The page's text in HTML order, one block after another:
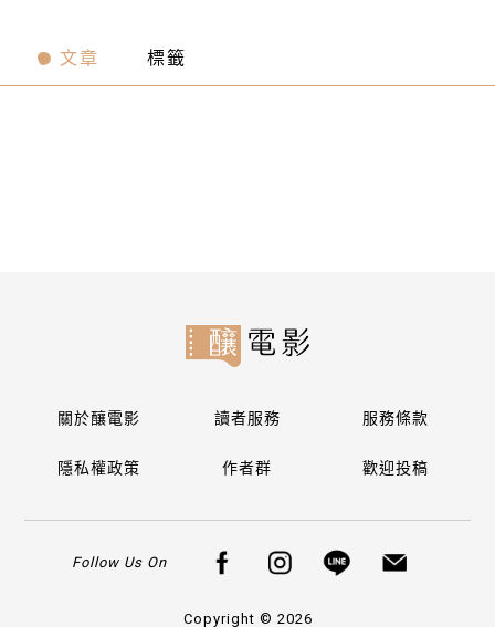
文章 標籤
關於釀電影 讀者服務 服務條款
隱私權政策 作者群 歡迎投稿
Follow Us On
Copyright © 2026